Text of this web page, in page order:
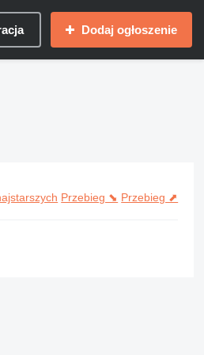
Dodaj ogłoszenie
Przebieg ⬊ Przebieg ⬈